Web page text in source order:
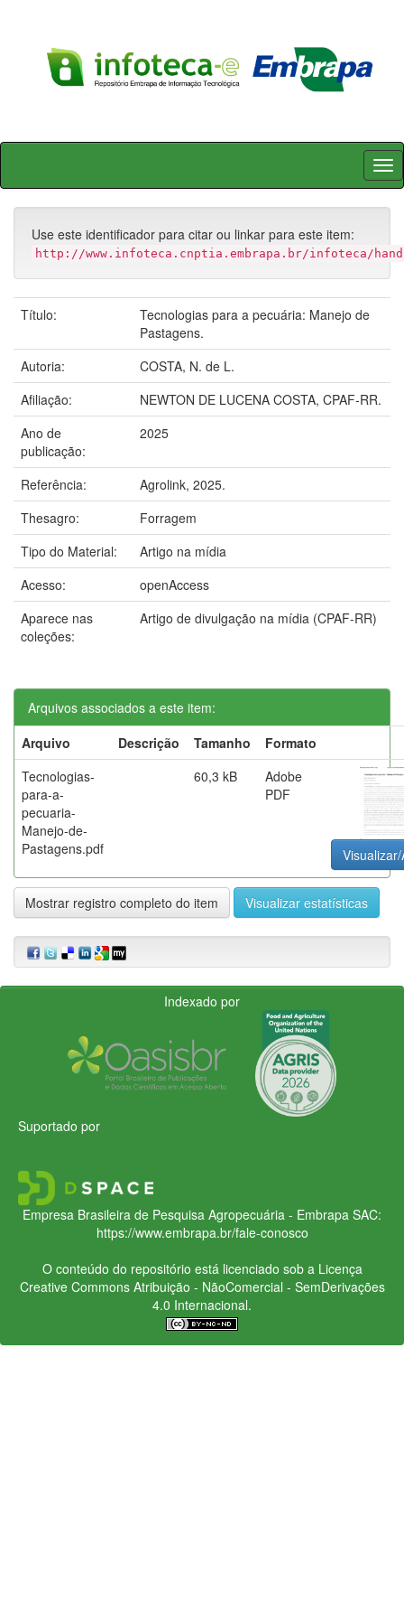
Skip
Use este identificador para citar ou linkar para este item:
http://www.infoteca.cnptia.embrapa.br/infoteca/
Título:
Tecnologias para a pecuária: Manejo de
Pastagens.
Autoria:
COSTA, N. de L.
Afiliação:
NEWTON DE LUCENA COSTA, CPAF-RR.
Ano de
publicação:
2025
Referência:
Agrolink, 2025.
Thesagro:
Forragem
Tipo do Material:
Artigo na mídia
Acesso:
openAccess
Aparece nas
coleções:
Artigo de divulgação na mídia (CPAF-RR)
Arquivos associados a este item:
Arquivo
Descrição Tamanho
Formato
Tecnologias-
para-a-
pecuaria-
Manejo-de-
Pastagens.pdf
60,3 kB
Adobe
PDF
Mostrar registro completo do item Visualizar estatísticas
Indexado por
Suportado por
Empresa Brasileira de Pesquisa Agropecuária - Embrapa SAC:
https://www.embrapa.br/fale-conosco
O conteúdo do repositório está licenciado sob a Licença
Creative CommonsAtribuição - NãoComercial - SemDerivações
4.0 Internacional.